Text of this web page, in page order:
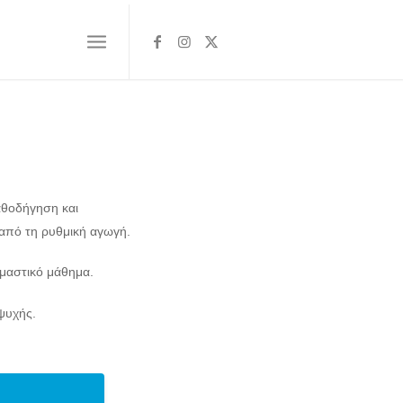
και
τη ρυθμική αγωγή.
μάθημα.